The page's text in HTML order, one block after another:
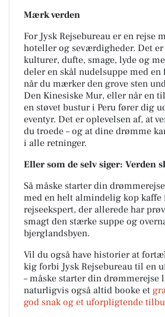
Mærk verden
For Jysk Rejsebureau er en rejse
hoteller og seværdigheder. Det
kulturer, dufte, smage, lyde og
deler en skål nudelsuppe med
når du mærker den grove sten
Den Kinesiske Mur, eller når en
en støvet bustur i Peru fører dig
eventyr. Det er oplevelsen af, at
du troede – og at dine drømme
i alle retninger.
Eller som de selv siger: Verden
Så måske starter din
med en helt almindelig kop kaffe
rejseekspert, der allerede har
smagt den stærke suppe og
bjerglandsbyen.
Vil du også have historier at
kig forbi Jysk Rejsebureau til en
– måske starter din drømmerejse
naturligvis også altid booke et
god snak og et uforpligtende